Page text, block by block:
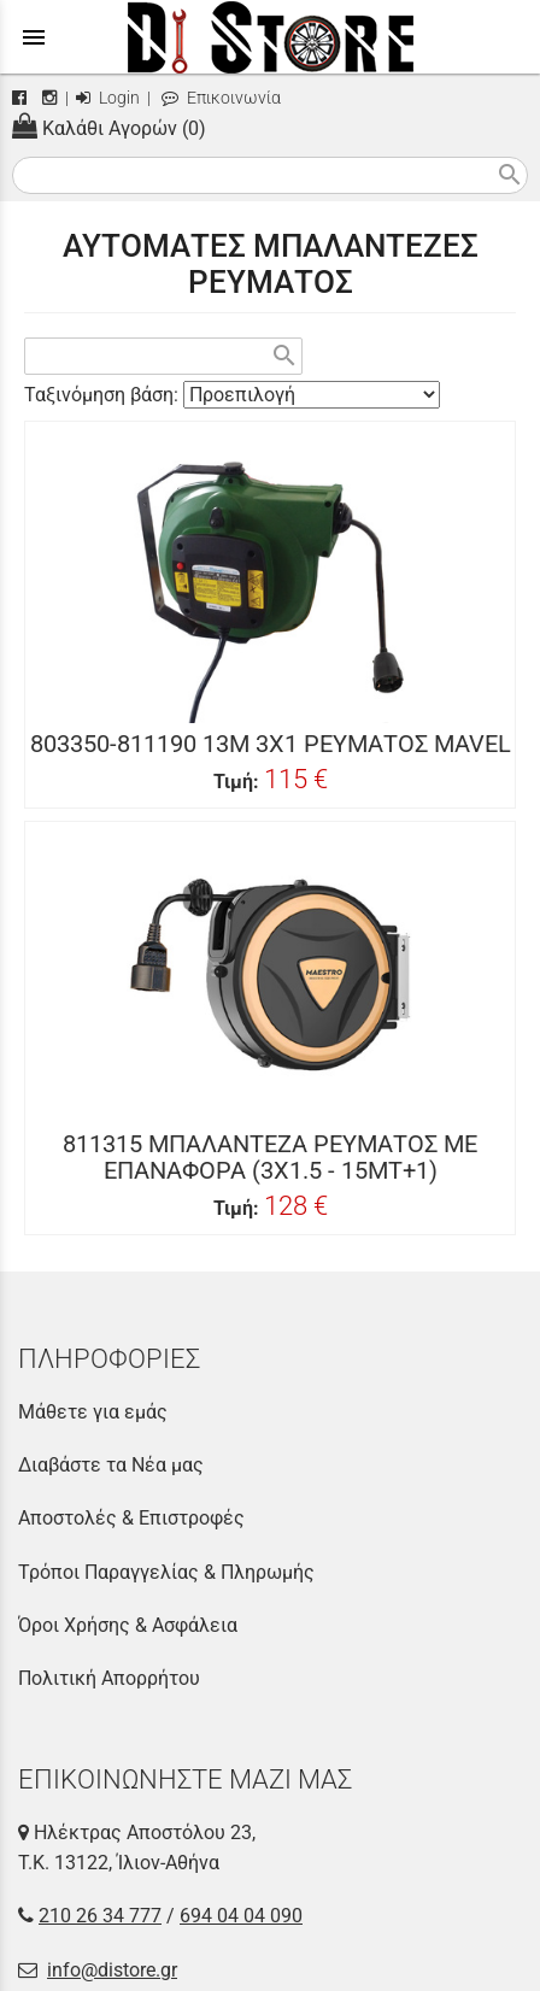
menu
| Login | Επικοινωνία
Καλάθι Αγορών (0)
search
ΑΥΤΟΜΑΤΕΣ ΜΠΑΛΑΝΤΕΖΕΣ
ΡΕΥΜΑΤΟΣ
search
Ταξινόμηση βάση:
803350-811190 13Μ 3Χ1 ΡΕΥΜΑΤΟΣ MAVEL
Τιμή: 115 €
811315 ΜΠΑΛΑΝΤΕΖΑ ΡΕΥΜΑΤΟΣ ΜΕ
ΕΠΑΝΑΦΟΡΑ (3Χ1.5 - 15MT+1)
Τιμή: 128 €
ΠΛΗΡΟΦΟΡΙΕΣ
Μάθετε για εμάς
Διαβάστε τα Νέα μας
Αποστολές & Επιστροφές
Τρόποι Παραγγελίας & Πληρωμής
Όροι Χρήσης & Ασφάλεια
Πολιτική Απορρήτου
ΕΠΙΚΟΙΝΩΝΗΣΤΕ ΜΑΖΙ ΜΑΣ
Ηλέκτρας Αποστόλου 23,
Τ.Κ. 13122, Ίλιον-Αθήνα
210 26 34 777 / 694 04 04 090
info@distore.gr